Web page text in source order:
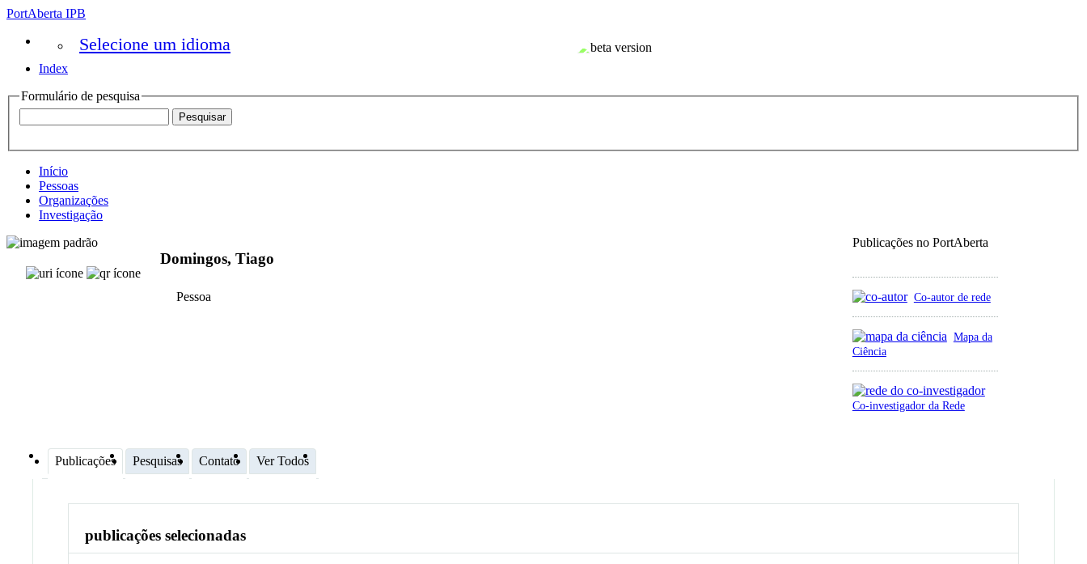
PortAberta IPB
Selecione um idioma
Index
Formulário de pesquisa
Início
Pessoas
Organizações
Investigação
Publicações no PortAberta
Co-autor de rede
Mapa da
Ciência
Co-investigador da Rede
Domingos, Tiago
Pessoa
Publicações Pesquisas Contato Ver Todos
publicações selecionadas